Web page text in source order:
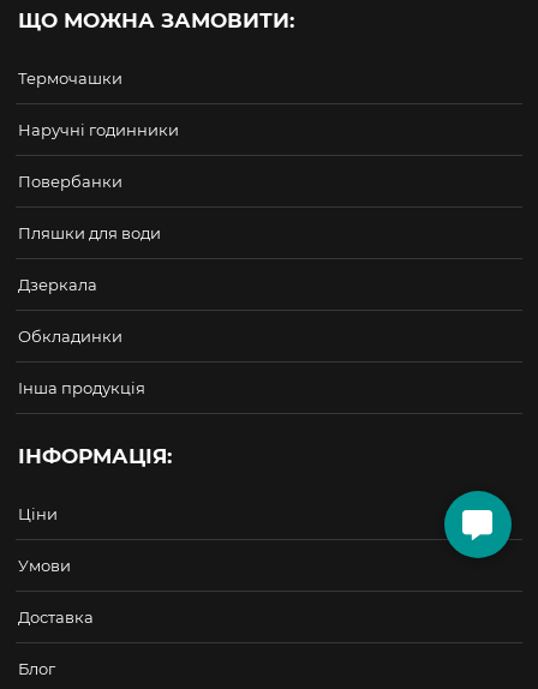
ЩО МОЖНА ЗАМОВИТИ:
Термочашки
Наручні годинники
Повербанки
Пляшки для води
Дзеркала
Обкладинки
Інша продукція
ІНФОРМАЦІЯ:
Ціни
Умови
Доставка
Блог